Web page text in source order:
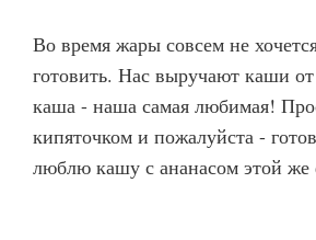
Во время жары совсем не
готовить. Нас выручают каши
каша - наша самая любимая!
кипяточком и пожалуйста -
люблю кашу с ананасом этой